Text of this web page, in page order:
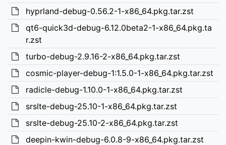
hyprland-debug-0.56.2-1-x86_64.pkg.tar.zst
qt6-quick3d-debug-6.12.0beta2-1-x86_64.pkg.ta
r.zst
turbo-debug-2.9.16-2-x86_64.pkg.tar.zst
cosmic-player-debug-1:1.5.0-1-x86_64.pkg.tar.zst
radicle-debug-1.10.0-1-x86_64.pkg.tar.zst
srslte-debug-25.10-1-x86_64.pkg.tar.zst
srslte-debug-25.10-2-x86_64.pkg.tar.zst
deepin-kwin-debug-6.0.8-9-x86_64.pkg.tar.zst